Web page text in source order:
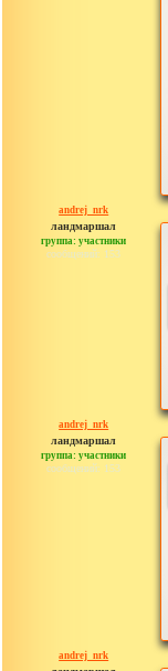
andrej_nrk
ландмаршал
группа: участники
сообщений: 153
andrej_nrk
ландмаршал
группа: участники
сообщений: 153
andrej_nrk